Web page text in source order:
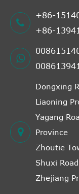
+86-
+86-
Dongxing
Liaoning
Yagang
Province
Zhoutie
Shuxi
Zhejiang